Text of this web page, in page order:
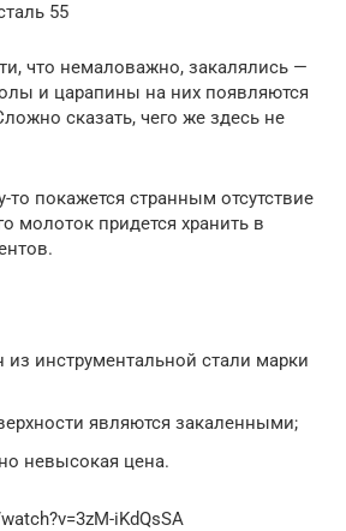
55
что немаловажно, закалялись —
и царапины на них появляются
сказать, чего же здесь не
покажется странным отсутствие
молоток придется хранить в
из инструментальной стали марки
являются закаленными;
невысокая цена.
iKdQsSA